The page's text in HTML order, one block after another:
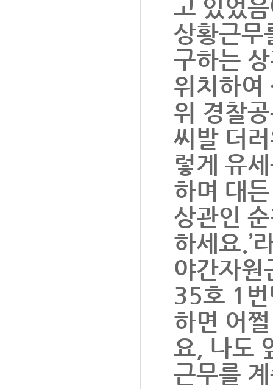
고 있었
상황근무
구하는
위치하여
위 경찰
씨발 더
렇게 유
하며 대
상관인
하세요.’
야간자원
35호 1번
하면 어
요, 나도
근무를